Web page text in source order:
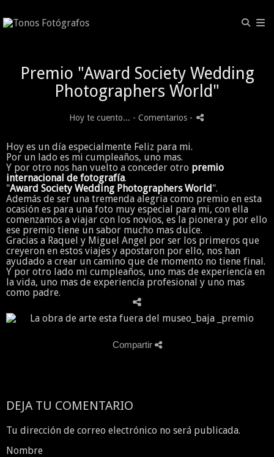
Premio "Award Society Wedding
Photographers World"
Hoy te cuento... - Comentarios -
Hoy es un día especialmente Feliz para mi.
Por un lado es mi cumpleaños, uno mas.
Y por otro nos han vuelto a conceder otro premio
internacional de fotografía.
"Award Society Wedding Photographers World".
Además de ser una tremenda alegria como premio en esta
ocasión es para una foto muy especial para mi, con ella
comenzamos a viajar con los novios, es la pionera y por ello
ese premio tiene un sabor mucho mas dulce.
Gracias a Raquel y Miguel Angel por ser los primeros que
creyeron en estos viajes y apostaron por ello, nos han
ayudado a crear un camino que de momento no tiene final.
Y por otro lado mi cumpleaños, uno mas de experiencía en
la vida, uno mas de experiencía profesional y uno mas
como padre.
Compartir
DEJA TU COMENTARIO
Tu dirección de correo electrónico no será publicada.
Nombre